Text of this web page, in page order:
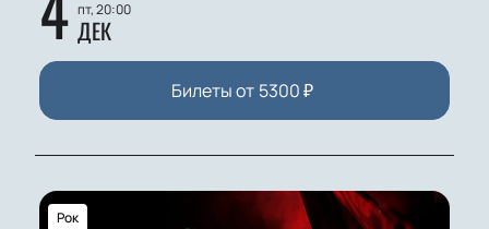
пт, 20:00
ДЕК
Билеты от 5300₽
Рок